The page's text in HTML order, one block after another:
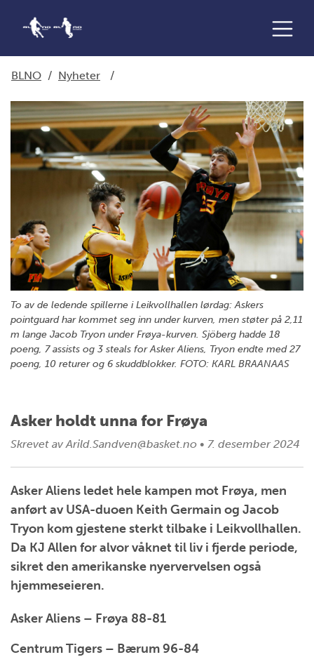
BLNO / Nyheter /
To av de ledende spillerne i Leikvollhallen lørdag: Askers
pointguard har kommet seg inn under kurven, men støter på 2,11
m lange Jacob Tryon under Frøya-kurven. Sjöberg hadde 18
poeng, 7 assists og 3 steals for Asker Aliens, Tryon endte med 27
poeng, 10 returer og 6 skuddblokker. FOTO: KARL BRAANAAS
Asker holdt unna for Frøya
Skrevet av Arild.Sandven@basket.no • 7. desember 2024
Asker Aliens ledet hele kampen mot Frøya, men
anført av USA-duoen Keith Germain og Jacob
Tryon kom gjestene sterkt tilbake i Leikvollhallen.
Da KJ Allen for alvor våknet til liv i fjerde periode,
sikret den amerikanske nyervervelsen også
hjemmeseieren.
Asker Aliens – Frøya 88-81
Centrum Tigers – Bærum 96-84